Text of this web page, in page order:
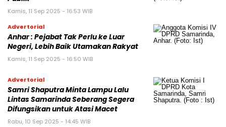
Kamis, 11 Sep 2025 - 16:53 WIB
Advertorial
Anhar : Pejabat Tak Perlu ke Luar
Negeri, Lebih Baik Utamakan Rakyat
Kamis, 11 Sep 2025 - 16:50 WIB
Advertorial
Samri Shaputra Minta Lampu Lalu
Lintas Samarinda Seberang Segera
Difungsikan untuk Atasi Macet
Rabu, 10 Sep 2025 - 14:45 WIB